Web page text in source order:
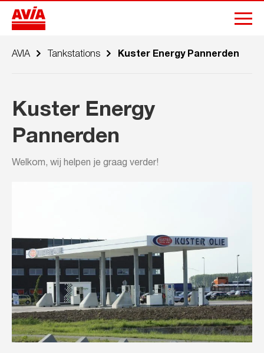
AVIA Tankstations Kuster Energy Pannerden
Kuster Energy
Pannerden
Welkom, wij helpen je graag verder!